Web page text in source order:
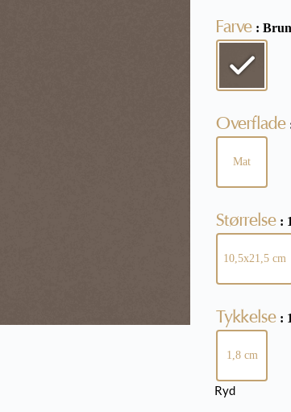
Farve : Brun
Overflade
Mat
Størrelse :
10,5x21,5 cm
Tykkelse :
1,8 cm
Ryd